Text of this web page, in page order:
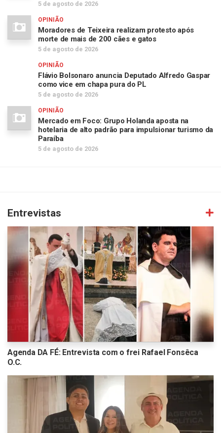
5 de agosto de 2026
OPINIÃO
Moradores de Teixeira realizam protesto após
morte de mais de 200 cães e gatos
5 de agosto de 2026
OPINIÃO
Flávio Bolsonaro anuncia Deputado Alfredo Gaspar
como vice em chapa pura do PL
5 de agosto de 2026
OPINIÃO
Mercado em Foco: Grupo Holanda aposta na
hotelaria de alto padrão para impulsionar turismo da
Paraíba
5 de agosto de 2026
Entrevistas
Agenda DA FÉ: Entrevista com o frei Rafael Fonsêca
O.C.